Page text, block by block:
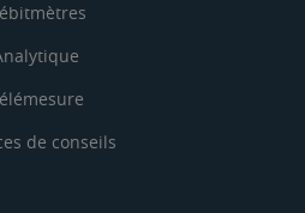
de conseils